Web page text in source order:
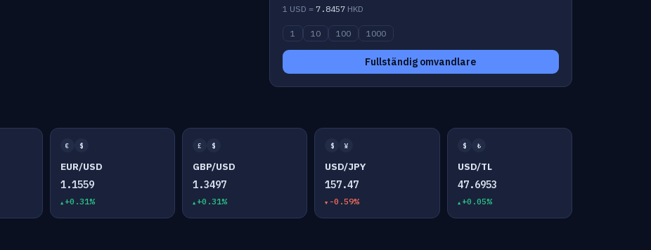
1 USD = 7.8457HKD
1 10 100 1000
Fullständig omvandlare
€ $
EUR/USD
1.1559
+0.31%
£ $
GBP/USD
1.3497
+0.31%
$ ¥
USD/JPY
157.47
-0.59%
$ ₺
USD/TL
47.6953
+0.05%